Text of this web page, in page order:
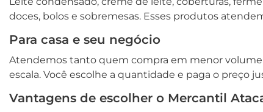
doces, bolos e sobremesas. Esses produtos
Para casa e seu negócio
Atendemos tanto quem compra em menor
escala. Você escolhe a quantidade e paga o preço
Vantagens de escolher o Mercantil